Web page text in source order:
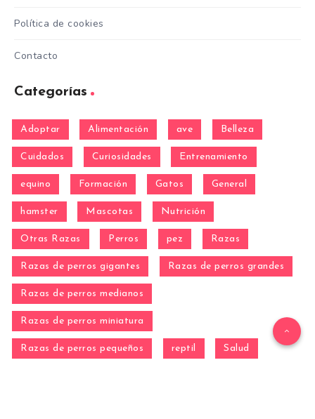
Política de cookies
Contacto
Categorías
Adoptar Alimentación ave Belleza
Cuidados Curiosidades Entrenamiento
equino Formación Gatos General
hamster Mascotas Nutrición
Otras Razas Perros pez Razas
Razas de perros gigantes Razas de perros grandes
Razas de perros medianos
Razas de perros miniatura
Razas de perros pequeños reptil Salud